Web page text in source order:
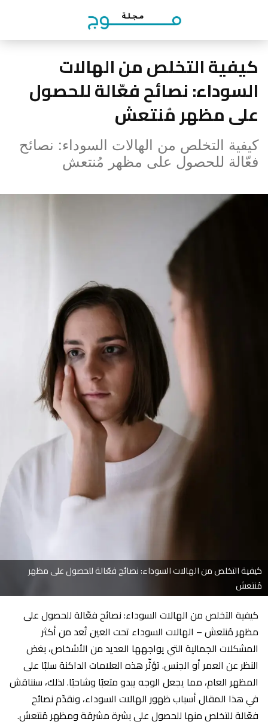
كيفية التخلص من الهالات
السوداء: نصائح فعّالة للحصول
على مظهر مُنتعش
كيفية التخلص من الهالات السوداء: نصائح
فعّالة للحصول على مظهر مُنتعش
كيفية التخلص من الهالات السوداء: نصائح فعّالة للحصول على مظهر
مُنتعش
كيفية التخلص من الهالات السوداء: نصائح فعّالة للحصول على
مظهر مُنتعش – الهالات السوداء تحت العين تُعد من أكثر
المشكلات الجمالية التي يواجهها العديد من الأشخاص، بغض
النظر عن العمر أو الجنس. تؤثّر هذه العلامات الداكنة سلبًا على
المظهر العام، مما يجعل الوجه يبدو متعبًا وشاحبًا. لذلك، سنناقش
في هذا المقال أسباب ظهور الهالات السوداء، ونقدّم نصائح
فعّالة للتخلص منها للحصول على بشرة مشرقة ومظهر مُنتعش.